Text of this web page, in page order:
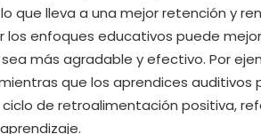
que lleva a una mejor retención y
los enfoques educativos puede
más agradable y efectivo. Por
que los aprendices auditivos
de retroalimentación positiva,